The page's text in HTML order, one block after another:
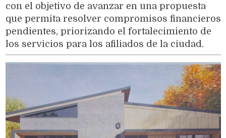
con el objetivo de avanzar en una propuesta
que permita resolver compromisos financieros
pendientes, priorizando el fortalecimiento de
los servicios para los afiliados de la ciudad.